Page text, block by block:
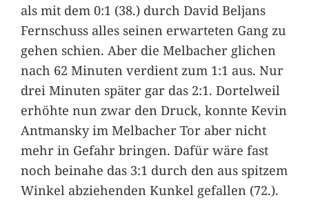
als mit dem 0:1 (38.) durch David Beljans
Fernschuss alles seinen erwarteten Gang zu
gehen schien. Aber die Melbacher glichen
nach 62 Minuten verdient zum 1:1 aus. Nur
drei Minuten später gar das 2:1. Dortelweil
erhöhte nun zwar den Druck, konnte Kevin
Antmansky im Melbacher Tor aber nicht
mehr in Gefahr bringen. Dafür wäre fast
noch beinahe das 3:1 durch den aus spitzem
Winkel abziehenden Kunkel gefallen (72.).